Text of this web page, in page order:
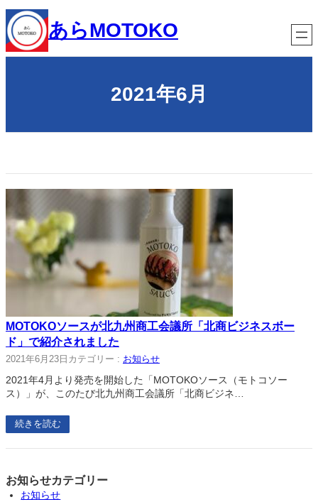
内
容
を
ス
あらMOTOKO
2021年6月
MOTOKOソースが北九州商工会議所「北商ビジネスボー
ド」で紹介されました
2021年6月23日 カテゴリー : お知らせ
2021年4月より発売を開始した「MOTOKOソース（モトコソー
ス）」が、このたび北九州商工会議所「北商ビジネ…
続きを読む
お知らせカテゴリー
お知らせ